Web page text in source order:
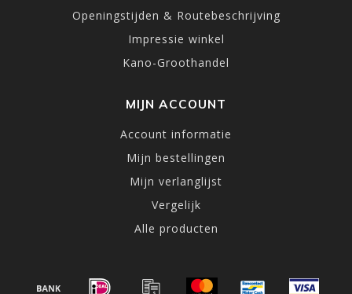
Openingstijden & Routebeschrijving
Impressie winkel
Kano-Groothandel
MIJN ACCOUNT
Account informatie
Mijn bestellingen
Mijn verlanglijst
Vergelijk
Alle producten